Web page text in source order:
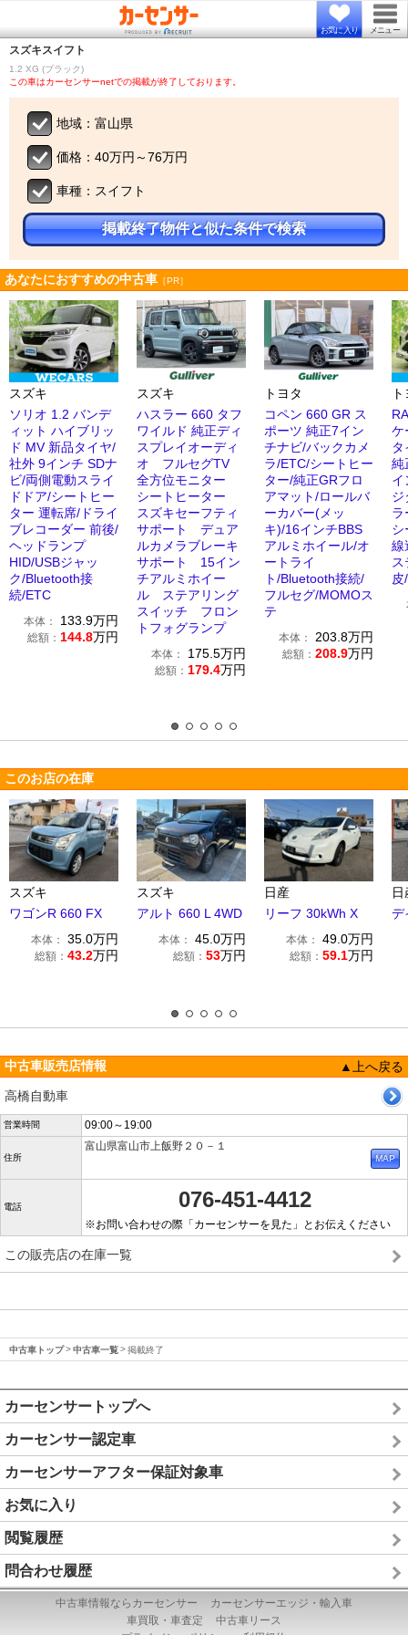
お気に入り メニュー
スズキスイフト
1.2 XG (ブラック)
この車はカーセンサーnetでの掲載が終了しております。
地域：富山県
価格：40万円～76万円
車種：スイフト
掲載終了物件と似た条件で検索
あなたにおすすめの中古車 ［PR］
スズキ
ソリオ 1.2 バンデ
ィット ハイブリッ
ド MV 新品タイヤ/
社外 9インチ SDナ
ビ/両側電動スライ
ドドア/シートヒー
ター 運転席/ドライ
ブレコーダー 前後/
ヘッドランプ
HID/USBジャッ
ク/Bluetooth接
続/ETC
本体： 133.9万円
総額： 144.8万円
スズキ
ハスラー 660 タフ
ワイルド 純正ディ
スプレイオーディ
オ フルセグTV
全方位モニター
シートヒーター
スズキセーフティ
サポート デュア
ルカメラブレーキ
サポート 15イン
チアルミホイー
ル ステアリング
スイッチ フロン
トフォグランプ
本体： 175.5万円
総額： 179.4万円
トヨタ
コペン 660 GR ス
ポーツ 純正7イン
チナビ/バックカメ
ラ/ETC/シートヒー
ター/純正GRフロ
アマット/ロールバ
ーカバー(メッ
キ)/16インチBBS
アルミホイール/オ
ートライ
ト/Bluetooth接続/
フルセグ/MOMOス
テ
本体： 203.8万円
総額： 208.9万円
ケ
純
イ
ジ
ラ
シ
線
このお店の在庫
スズキ
ワゴンR 660 FX
本体： 35.0万円
総額： 43.2万円
スズキ
アルト 660 L 4WD
本体： 45.0万円
総額： 53万円
日産
リーフ 30kWh X
本体： 49.0万円
総額： 59.1万円
日
デ
中古車販売店情報
▲上へ戻る
高橋自動車
営業時間 09:00～19:00
住所
富山県富山市上飯野２０－１
電話 076-451-4412
※お問い合わせの際「カーセンサーを見た」とお伝えください
この販売店の在庫一覧
中古車トップ 中古車一覧 掲載終了
カーセンサートップへ
カーセンサー認定車
カーセンサーアフター保証対象車
お気に入り
閲覧履歴
問合わせ履歴
中古車情報ならカーセンサー
カーセンサーエッジ・輸入車
車買取・車査定
中古車リース